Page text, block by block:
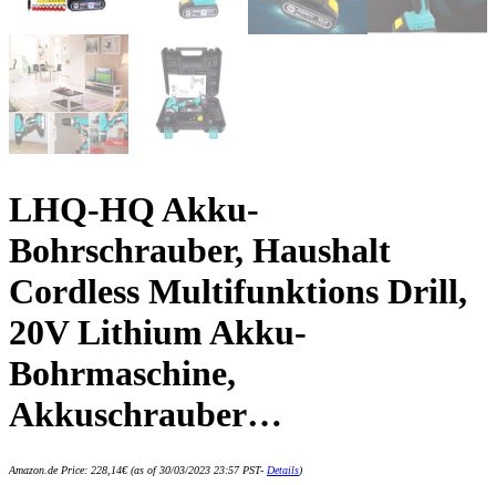
LHQ-HQ Akku-
Bohrschrauber, Haushalt
Cordless Multifunktions Drill,
20V Lithium Akku-
Bohrmaschine,
Akkuschrauber…
Amazon.de Price: 228,14€(as of 30/03/2023 23:57 PST- Details)